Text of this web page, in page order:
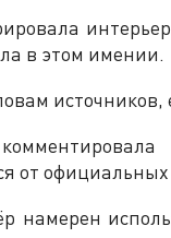
в этом имении.
источников,
от
намерен